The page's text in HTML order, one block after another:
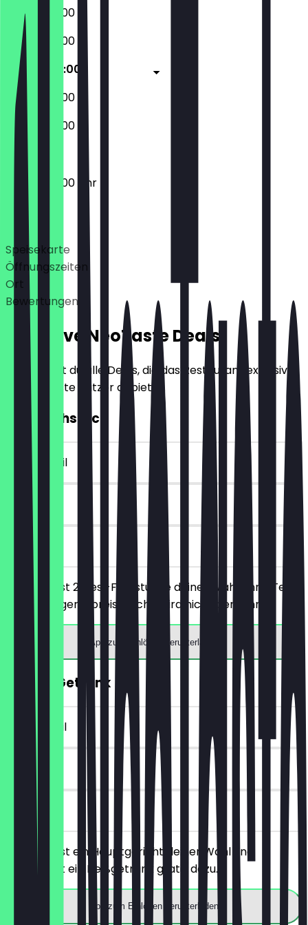
08:00 - 23:00
08:00 - 23:00
08:00 - 23:00
08:00 - 23:00
08:00 - 23:00
08:00 - 23:00 Uhr
Deals
Speisekarte
Öffnungszeiten
Ort
Bewertungen
Exklusive NeoTaste Deals
Hier findest du alle Deals, die das Restaurant exklusiv
für NeoTaste Nutzer anbietet.
2für1 Frühstück
~£ 8 Vorteil
90 Tage
vor Ort
Du bestellst 2 Desi-Frühstücke deiner Wahl ohne Tee,
das günstigere/preisgleiche wird nicht berechnet.
App zum Einlösen herunterladen
GRATIS Getränk
~£ 3 Vorteil
90 Tage
vor Ort
Du bestellst ein Hauptgericht deiner Wahl und
bekommst ein Heißgetränk gratis dazu.
App zum Einlösen herunterladen